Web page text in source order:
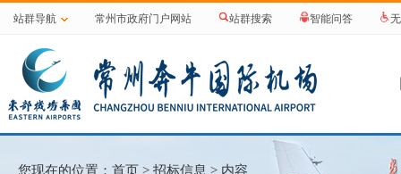
站群导航 常州市政府门户网站 站群搜索 智能问答
您现在的位置： 首页 > 招标信息 > 内容